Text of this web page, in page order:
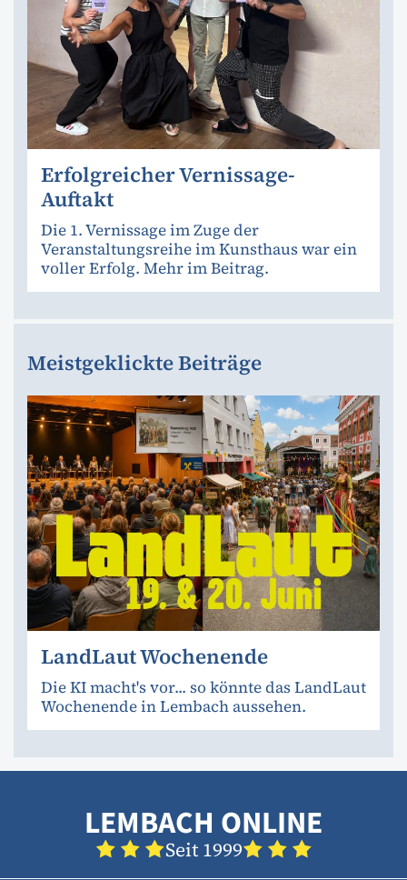
Erfolgreicher Vernissage-
Auftakt
Die 1. Vernissage im Zuge der
Veranstaltungsreihe im Kunsthaus war ein
voller Erfolg. Mehr im Beitrag.
Meistgeklickte Beiträge
LandLaut Wochenende
Die KI macht's vor... so könnte das LandLaut
Wochenende in Lembach aussehen.
LEMBACH ONLINE
Seit 1999